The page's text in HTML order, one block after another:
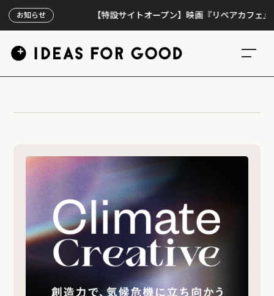
お知らせ 【特設サイトオープン】映画『リペアカフェ』、上